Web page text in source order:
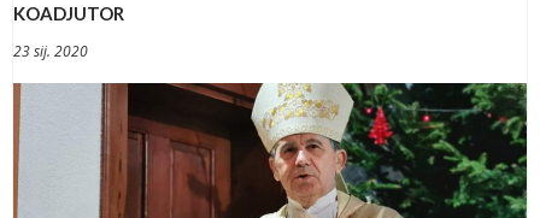
KOADJUTOR
23 sij. 2020